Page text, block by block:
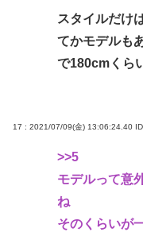
スタイルだけ
てかモデルも
で180cmくら
17 : 2021/07/09(金) 13:06:24.40
>>5
モデルって意
ね
そのくらいが